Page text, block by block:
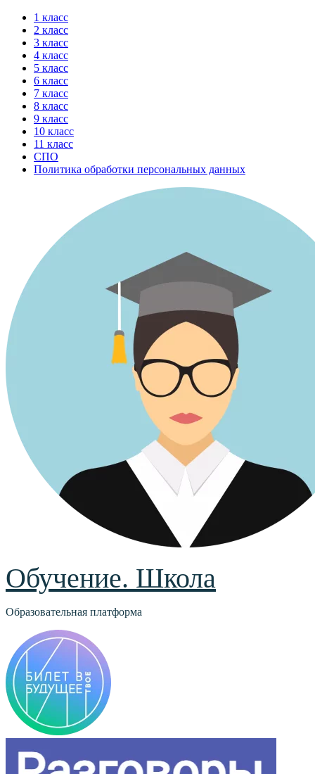
Перейти
содержимому
1 класс
2 класс
3 класс
4 класс
5 класс
6 класс
7 класс
8 класс
9 класс
10 класс
11 класс
СПО
Политика обработки персональных данных
Обучение. Школа
Образовательная платформа